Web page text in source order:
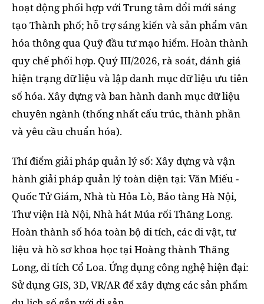
hoạt động phối hợp với Trung tâm đổi mới sáng
tạo Thành phố; hỗ trợ sáng kiến và sản phẩm văn
hóa thông qua Quỹ đầu tư mạo hiểm. Hoàn thành
quy chế phối hợp. Quý III/2026, rà soát, đánh giá
hiện trạng dữ liệu và lập danh mục dữ liệu ưu tiên
số hóa. Xây dựng và ban hành danh mục dữ liệu
chuyên ngành (thống nhất cấu trúc, thành phần
và yêu cầu chuẩn hóa).
Thí điểm giải pháp quản lý số: Xây dựng và vận
hành giải pháp quản lý toàn diện tại: Văn Miếu -
Quốc Tử Giám, Nhà tù Hỏa Lò, Bảo tàng Hà Nội,
Thư viện Hà Nội, Nhà hát Múa rối Thăng Long.
Hoàn thành số hóa toàn bộ di tích, các di vật, tư
liệu và hồ sơ khoa học tại Hoàng thành Thăng
Long, di tích Cổ Loa. Ứng dụng công nghệ hiện đại:
Sử dụng GIS, 3D, VR/AR để xây dựng các sản phẩm